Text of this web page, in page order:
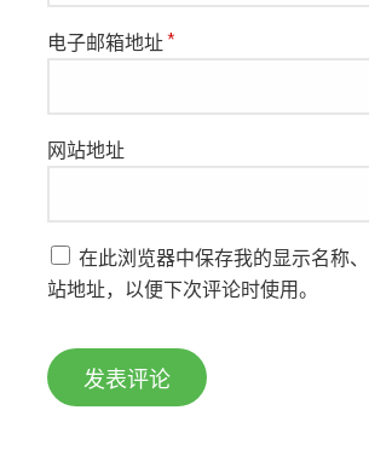
电子邮箱地址*
网站地址
在此浏览器中保存我的显示名称
站地址，以便下次评论时使用。